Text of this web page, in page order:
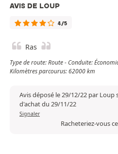
AVIS DE LOUP
4/5
Ras
Type de route: Route - Conduite:
Kilomètres parcourus: 62000 km
Avis déposé le 29/12/22 par Loup
d'achat du 29/11/22
Signaler
Racheteriez-vous